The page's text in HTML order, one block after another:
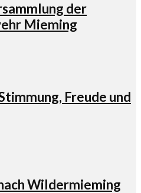
der
Mieming
Freude und
Wildermieming